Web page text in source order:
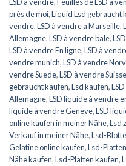
LSD à vendre,Feuilles de LSD à
près de moi,Liquid Lsd gebraucht
vendre,LSD à vendre a Marseille,
Allemagne,LSD à vendre bale,
LSD à vendre En ligne,LSD à
vendre munich,LSD à vendre
vendre Suede,LSD à vendre Suisse
gebraucht kaufen,Lsd kaufen,
Allemagne,LSD liquide à vendre
liquide à vendre Geneve,LSD
online kaufen in meiner Nähe,Lsd
Verkauf in meiner Nähe,Lsd-
Gelatine online kaufen,Lsd-
Nähe kaufen,Lsd-Platten kaufen,